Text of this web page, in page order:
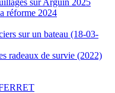
sur Arguin 2025
réforme 2024
sur un bateau (18-03-
radeaux de survie (2022)